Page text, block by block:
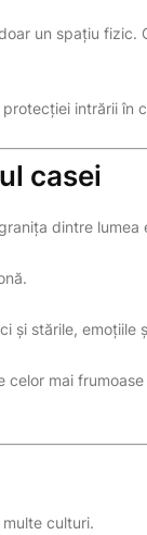
un spațiu fizic.
intrării în
casei
dintre lumea
și stările, emoțiile
mai
culturi.